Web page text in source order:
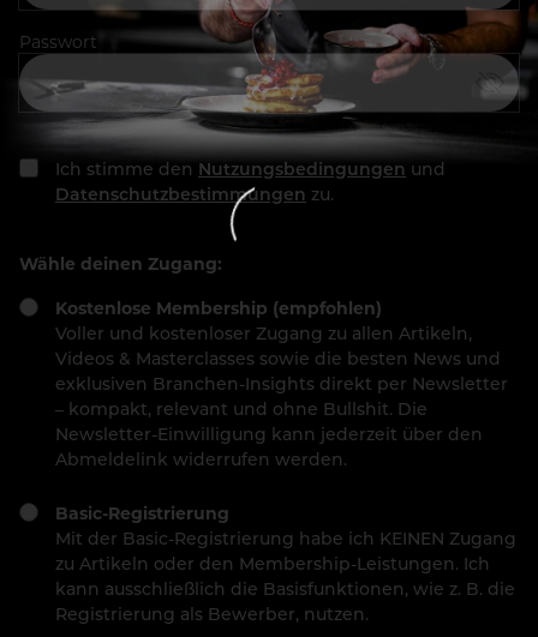
Passwort
Ich stimme den Nutzungsbedingungen und
Datenschutzbestimmungen zu.
Wähle deinen Zugang:
Kostenlose Membership (empfohlen)
Voller und kostenloser Zugang zu allen Artikeln,
Videos & Masterclasses sowie die besten News und
exklusiven Branchen-Insights direkt per Newsletter
– kompakt, relevant und ohne Bullshit. Die
Newsletter-Einwilligung kann jederzeit über den
Abmeldelink widerrufen werden.
Basic-Registrierung
Mit der Basic-Registrierung habe ich KEINEN Zugang
zu Artikeln oder den Membership-Leistungen. Ich
kann ausschließlich die Basisfunktionen, wie z. B. die
Registrierung als Bewerber, nutzen.